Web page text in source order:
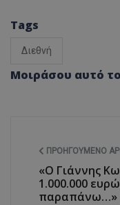
Tags
Διεθνή
Μοιράσου αυτό
ΠΡΟΗΓΟΎΜΕΝΟ
«Ο Γιάννης
1.000.000
παραπάνω…»